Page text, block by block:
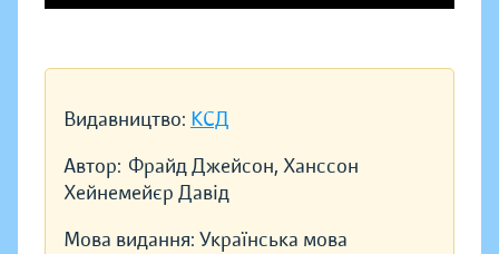
Видавництво: КСД
Автор: Фрайд Джейсон, Ханссон
Хейнемейєр Давід
Мова видання: Українська мова